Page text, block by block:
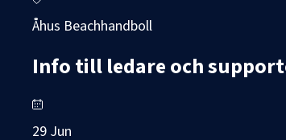
Åhus Beachhandboll
Info till ledare och
29 Jun